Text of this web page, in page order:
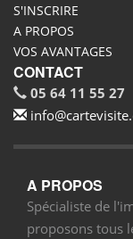
S'INSCRIRE
A PROPOS
VOS AVANTAGES
CONTACT
05 64 11 55 27
A PROPOS
Spécialiste de
proposons tous